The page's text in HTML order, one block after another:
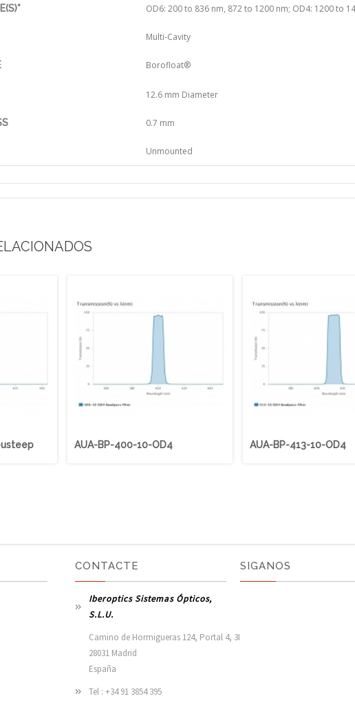
OD6: 200 to 836 nm, 872 to 1200 nm; OD4: 1200 to
Multi-Cavity
Borofloat®
12.6 mm Diameter
0.7 mm
Unmounted
usteep AUA-BP-400-10-OD4 AUA-BP-413-10-OD4
CONTACTE
Iberoptics Sistemas Ópticos,
S.L.U.
Camino de Hormigueras 124, Portal 4, 3I
28031 Madrid
España
Tel : +34 91 3854 395
SIGANOS